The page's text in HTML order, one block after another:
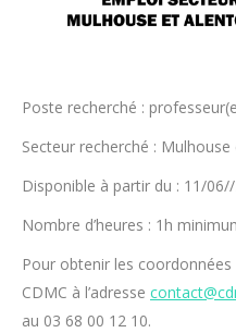
Poste recherché :
Secteur recherché :
Disponible à partir du : 11/
Nombre d’heures : 1h
Pour obtenir les
CDMC à l’adresse
au 03 68 00 12 10.